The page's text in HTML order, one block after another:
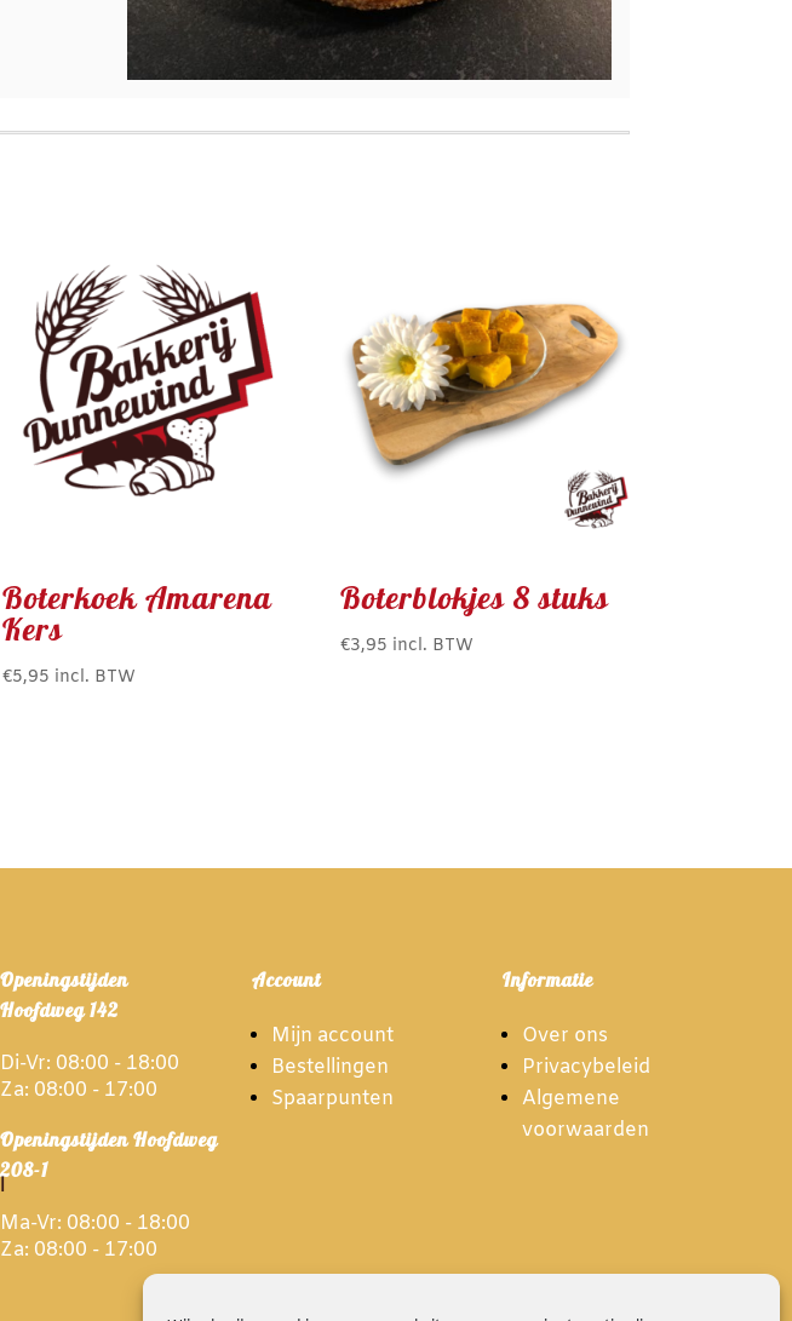
Boterkoek Amarena
Kers
€5,95 incl. BTW
Boterblokjes 8 stuks
€3,95 incl. BTW
Openingstijden
Hoofdweg 142
Di-Vr: 08:00 - 18:00
Za: 08:00 - 17:00
Openingstijden Hoofdweg
208-1
Ma-Vr: 08:00 - 18:00
Za: 08:00 - 17:00
Account
Mijn account
Bestellingen
Spaarpunten
Informatie
Over ons
Privacybeleid
Algemene
voorwaarden